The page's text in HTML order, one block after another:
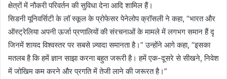
क्षेत्रों में नौकरी परिवर्तन की सुविधा देना आदि शामिल हैं।
सिडनी यूनिवर्सिटी के लॉ स्कूल के प्रोफेसर पेनेलोप क्रॉसली ने कहा, “भारत और
ऑस्ट्रेलिया अपनी ऊर्जा प्रणालियों की संरचनाओं के मामले में लगभग समान हैं दृ
जिनमें शायद विश्वस्तर पर सबसे ज़्यादा समानता है।” उन्होंने आगे कहा, “इसका
मतलब है कि हमें ज्ञान साझा करना बहुत जरूरी है। हमें एक-दूसरे से सीखने, निवेश
में जोखिम कम करने और प्रगति में तेजी लाने की जरूरत है।”